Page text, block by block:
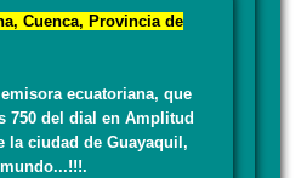
Cuenca, Provincia de
ecuatoriana, que
750 del dial en Amplitud
la ciudad de Guayaquil,